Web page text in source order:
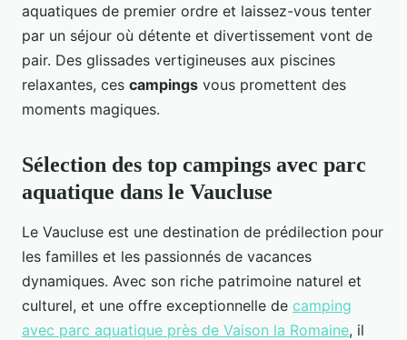
aquatiques de premier ordre et laissez-vous tenter
par un séjour où détente et divertissement vont de
pair. Des glissades vertigineuses aux piscines
relaxantes, ces campings vous promettent des
moments magiques.
Sélection des top campings avec parc
aquatique dans le Vaucluse
Le Vaucluse est une destination de prédilection pour
les familles et les passionnés de vacances
dynamiques. Avec son riche patrimoine naturel et
culturel, et une offre exceptionnelle de camping
avec parc aquatique près de Vaison la Romaine, il